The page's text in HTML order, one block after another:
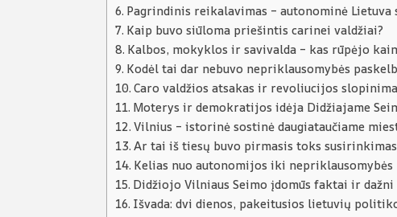
Pagrindinis reikalavimas – autonominė Lietuva
Kaip buvo siūloma priešintis carinei valdžiai?
Kalbos, mokyklos ir savivalda – kas rūpėjo
Kodėl tai dar nebuvo nepriklausomybės
Caro valdžios atsakas ir revoliucijos
Moterys ir demokratijos idėja Didžiajame
Vilnius – istorinė sostinė daugiataučiame
Ar tai iš tiesų buvo pirmasis toks
Kelias nuo autonomijos iki nepriklausomybės
Didžiojo Vilniaus Seimo įdomūs faktai ir
Išvada: dvi dienos, pakeitusios lietuvių